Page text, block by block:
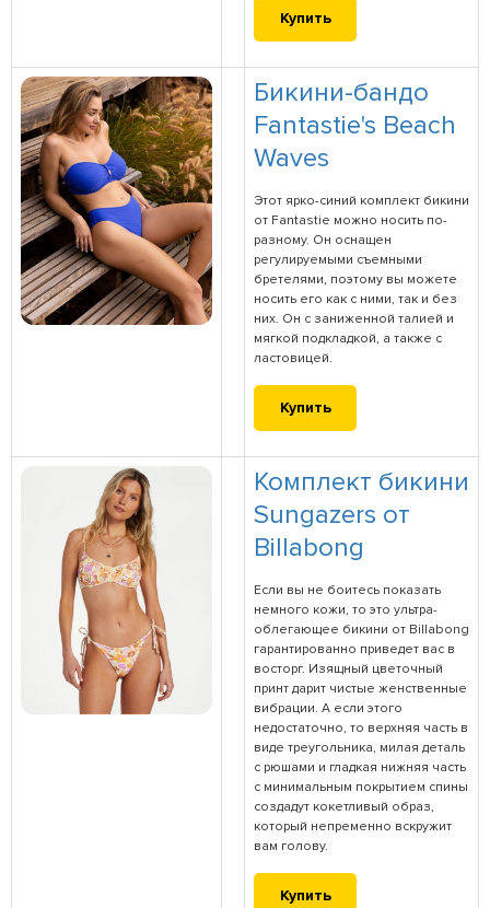
Купить
Бикини-бандо
Fantastie's Beach
Waves
Этот ярко-синий комплект бикини
от Fantastie можно носить по-
разному. Он оснащен
регулируемыми съемными
бретелями, поэтому вы можете
носить его как с ними, так и без
них. Он с заниженной талией и
мягкой подкладкой, а также с
ластовицей.
Купить
Комплект бикини
Sungazers от
Billabong
Если вы не боитесь показать
немного кожи, то это ультра-
облегающее бикини от Billabong
гарантированно приведет вас в
восторг. Изящный цветочный
принт дарит чистые женственные
вибрации. А если этого
недостаточно, то верхняя часть в
виде треугольника, милая деталь
с рюшами и гладкая нижняя часть
с минимальным покрытием спины
создадут кокетливый образ,
который непременно вскружит
вам голову.
Купить